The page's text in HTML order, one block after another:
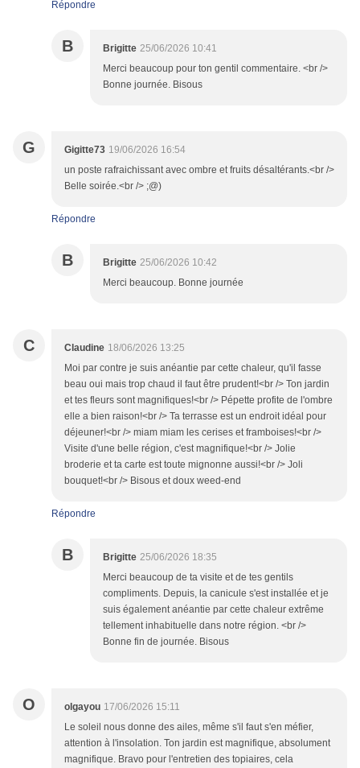
Répondre
B Brigitte 25/06/2026 10:41
Merci beaucoup pour ton gentil commentaire. <br />
Bonne journée. Bisous
G Gigitte73 19/06/2026 16:54
un poste rafraichissant avec ombre et fruits désaltérants.<br />
Belle soirée.<br /> ;@)
Répondre
B Brigitte 25/06/2026 10:42
Merci beaucoup. Bonne journée
C Claudine 18/06/2026 13:25
Moi par contre je suis anéantie par cette chaleur, qu'il fasse
beau oui mais trop chaud il faut être prudent!<br /> Ton jardin
et tes fleurs sont magnifiques!<br /> Pépette profite de l'ombre
elle a bien raison!<br /> Ta terrasse est un endroit idéal pour
déjeuner!<br /> miam miam les cerises et framboises!<br />
Visite d'une belle région, c'est magnifique!<br /> Jolie
broderie et ta carte est toute mignonne aussi!<br /> Joli
bouquet!<br /> Bisous et doux weed-end
Répondre
B Brigitte 25/06/2026 18:35
Merci beaucoup de ta visite et de tes gentils
compliments. Depuis, la canicule s'est installée et je
suis également anéantie par cette chaleur extrême
tellement inhabituelle dans notre région. <br />
Bonne fin de journée. Bisous
O olgayou 17/06/2026 15:11
Le soleil nous donne des ailes, même s'il faut s'en méfier,
attention à l'insolation. Ton jardin est magnifique, absolument
magnifique. Bravo pour l'entretien des topiaires, cela